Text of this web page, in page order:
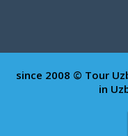
since 2008 © Tour
in